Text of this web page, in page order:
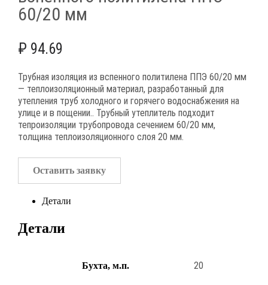
60/20 мм
₽ 94.69
Трубная изоляция из вспенного политилена ППЭ 60/20 мм
— теплоизоляционный материал, разработанный для
утепления труб холодного и горячего водоснабжения на
улице и в пощении.. Трубный утеплитель подходит
тепроизоляции трубопровода сечением 60/20 мм,
толщина теплоизоляционного слоя 20 мм.
Оставить заявку
Детали
Детали
Бухта, м.п. 20